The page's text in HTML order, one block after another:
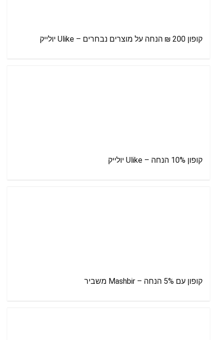
קופון 200 ₪ הנחה על מוצרים נבחרים – Ulike יולייק
קופון 10% הנחה – Ulike יולייק
קופון עם 5% הנחה – Mashbir משביר